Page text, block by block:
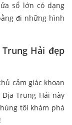
sổ lớn có dạng
đi những hình
Hải đẹp
cảm giác khoan
Trung Hải này
tôi khám phá